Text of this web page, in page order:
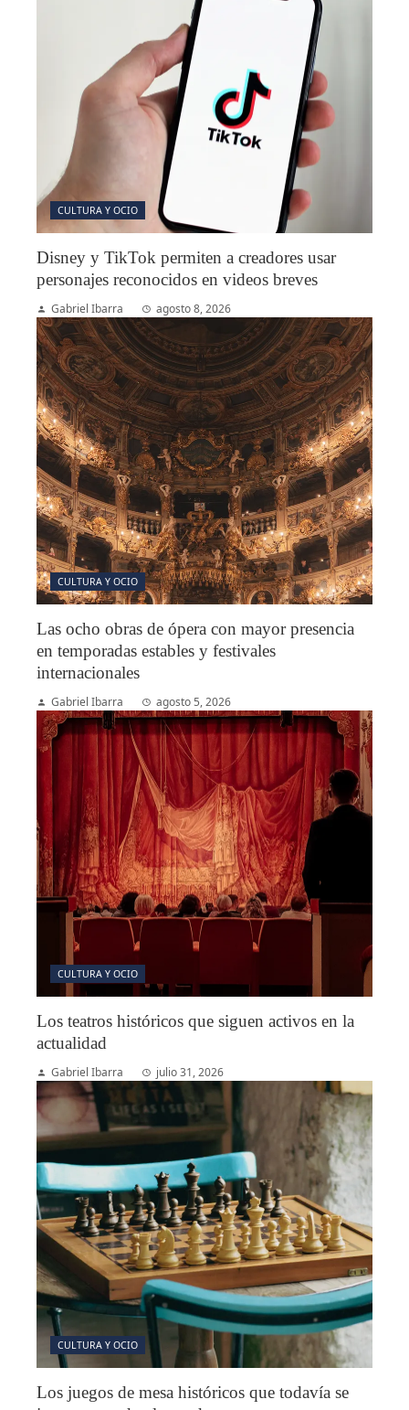
CULTURA Y OCIO
Disney y TikTok permiten a creadores usar
personajes reconocidos en videos breves
Gabriel Ibarra agosto 8, 2026
CULTURA Y OCIO
Las ocho obras de ópera con mayor presencia
en temporadas estables y festivales
internacionales
Gabriel Ibarra agosto 5, 2026
CULTURA Y OCIO
Los teatros históricos que siguen activos en la
actualidad
Gabriel Ibarra julio 31, 2026
CULTURA Y OCIO
Los juegos de mesa históricos que todavía se